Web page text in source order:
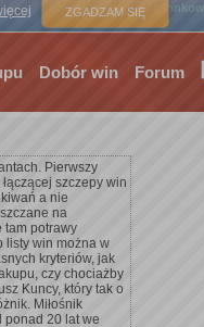
ZGADZAM SIĘ
Strona główna
Dobór win Forum
Pierwszy
szczepy win
a nie
na
tam potrawy
listy win można w
kryteriów, jak
czy chociażby
Kuncy, który tak o
Miłośnik
ponad 20 lat we